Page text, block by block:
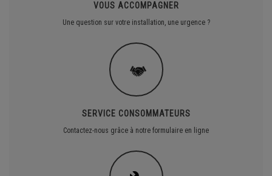
VOUS ACCOMPAGNER
Une question sur votre installation, une urgence ?
SERVICE CONSOMMATEURS
Contactez-nous grâce à notre formulaire en ligne